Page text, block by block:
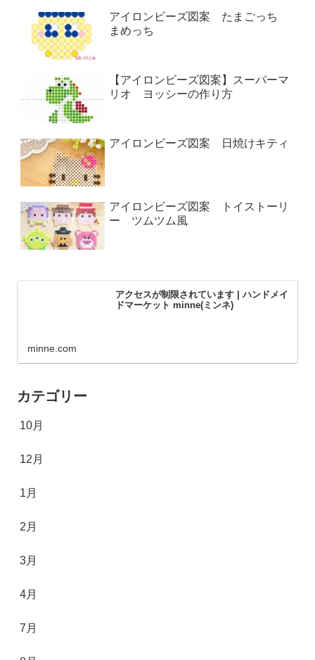
アイロンビーズ図案 たまごっち
まめっち
【アイロンビーズ図案】スーパーマ
リオ ヨッシーの作り方
アイロンビーズ図案 日焼けキティ
アイロンビーズ図案 トイストーリ
ー ツムツム風
アクセスが制限されています | ハンドメイ
ドマーケット minne(ミンネ)
minne.com
カテゴリー
10月
12月
1月
2月
3月
4月
7月